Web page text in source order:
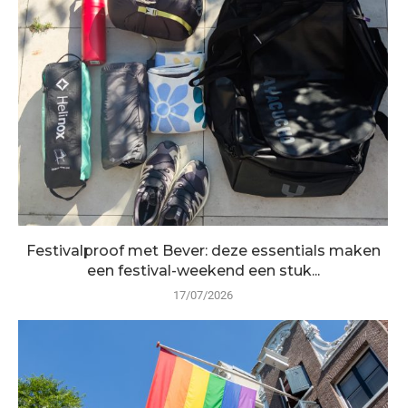
Festivalproof met Bever: deze essentials maken
een festival-weekend een stuk...
17/07/2026